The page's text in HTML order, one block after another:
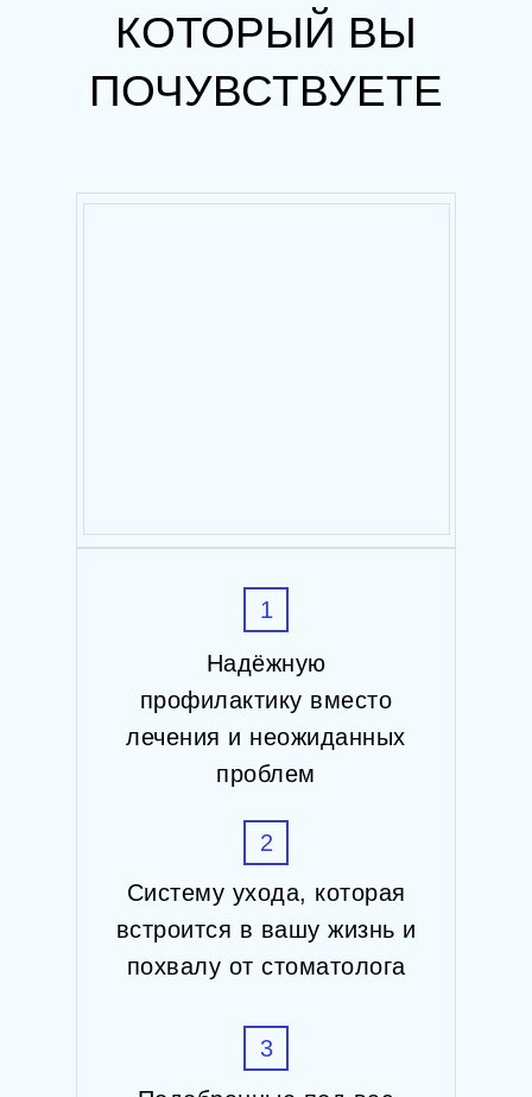
КОТОРЫЙ ВЫ
ПОЧУВСТВУЕТЕ
1
Надёжную
профилактику вместо
лечения и неожиданных
проблем
2
Систему ухода, которая
встроится в вашу жизнь и
похвалу от стоматолога
3